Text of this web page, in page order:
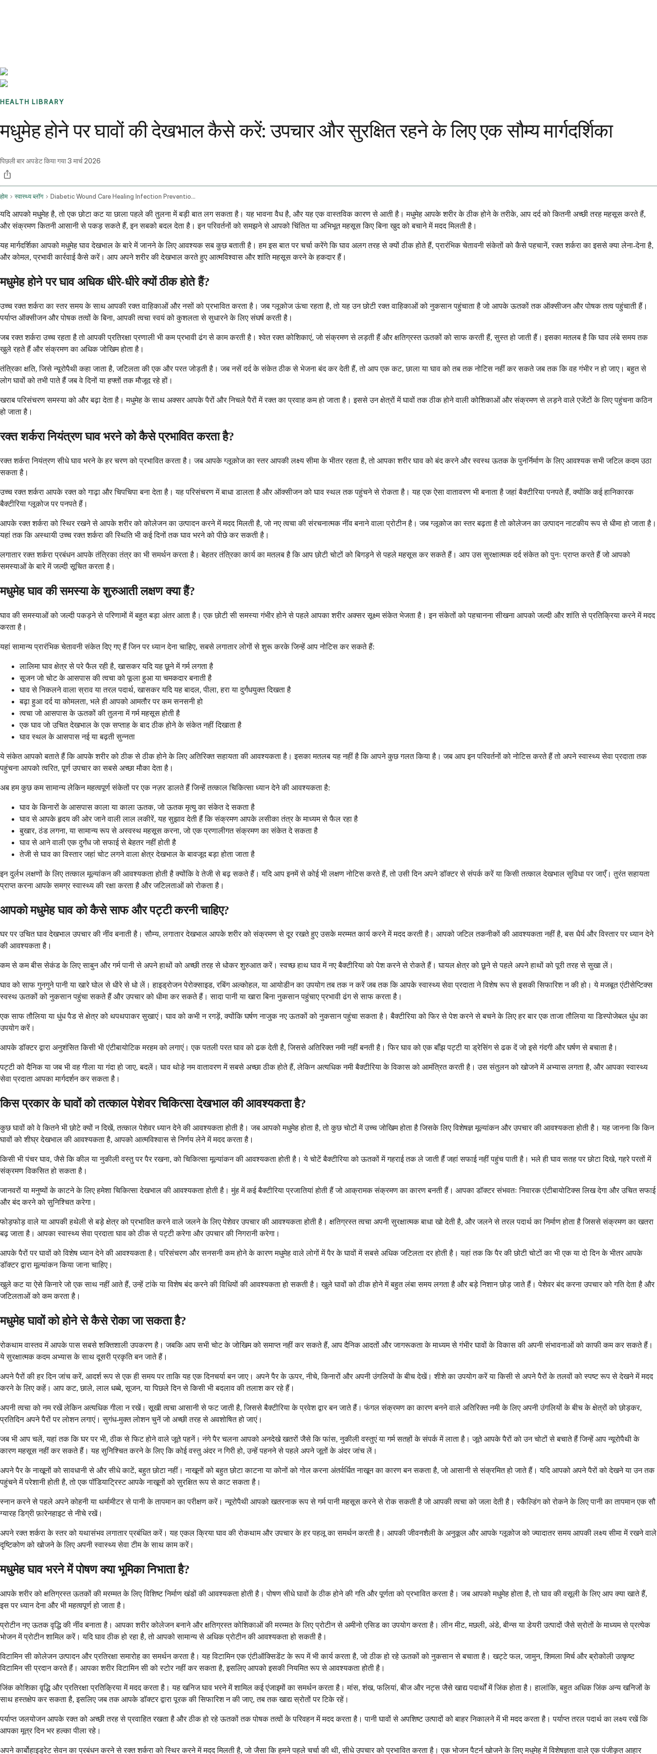
HEALTH LIBRARY
मधुमेह होने पर घावों की देखभाल कैसे करें: उपचार और सुरक्षित रहने के लिए एक सौम्य मार्गदर्शिका
पिछली बार अपडेट किया गया3 मार्च 2026
होम स्वास्थ्य ब्लॉग Diabetic Wound Care Healing Infection Prevention And Blood Sugar
यदि आपको मधुमेह है, तो एक छोटा कट या छाला पहले की तुलना में बड़ी बात लग सकता है। यह भावना वैध है, और यह एक वास्तविक कारण से आती है। मधुमेह आपके शरीर के ठीक होने के तरीके, आप दर्द को कितनी अच्छी तरह महसूस करते हैं,
और संक्रमण कितनी आसानी से पकड़ सकते हैं, इन सबको बदल देता है। इन परिवर्तनों को समझने से आपको चिंतित या अभिभूत महसूस किए बिना खुद को बचाने में मदद मिलती है।
यह मार्गदर्शिका आपको मधुमेह घाव देखभाल के बारे में जानने के लिए आवश्यक सब कुछ बताती है। हम इस बात पर चर्चा करेंगे कि घाव अलग तरह से क्यों ठीक होते हैं, प्रारंभिक चेतावनी संकेतों को कैसे पहचानें, रक्त शर्करा का इससे क्या लेना-देना है,
और कोमल, प्रभावी कार्रवाई कैसे करें। आप अपने शरीर की देखभाल करते हुए आत्मविश्वास और शांति महसूस करने के हकदार हैं।
मधुमेह होने पर घाव अधिक धीरे-धीरे क्यों ठीक होते हैं?
उच्च रक्त शर्करा का स्तर समय के साथ आपकी रक्त वाहिकाओं और नसों को प्रभावित करता है। जब ग्लूकोज ऊंचा रहता है, तो यह उन छोटी रक्त वाहिकाओं को नुकसान पहुंचाता है जो आपके ऊतकों तक ऑक्सीजन और पोषक तत्व पहुंचाती हैं।
पर्याप्त ऑक्सीजन और पोषक तत्वों के बिना, आपकी त्वचा स्वयं को कुशलता से सुधारने के लिए संघर्ष करती है।
जब रक्त शर्करा उच्च रहता है तो आपकी प्रतिरक्षा प्रणाली भी कम प्रभावी ढंग से काम करती है। श्वेत रक्त कोशिकाएं, जो संक्रमण से लड़ती हैं और क्षतिग्रस्त ऊतकों को साफ करती हैं, सुस्त हो जाती हैं। इसका मतलब है कि घाव लंबे समय तक
खुले रहते हैं और संक्रमण का अधिक जोखिम होता है।
तंत्रिका क्षति, जिसे न्यूरोपैथी कहा जाता है, जटिलता की एक और परत जोड़ती है। जब नसें दर्द के संकेत ठीक से भेजना बंद कर देती हैं, तो आप एक कट, छाला या घाव को तब तक नोटिस नहीं कर सकते जब तक कि वह गंभीर न हो जाए। बहुत से
लोग घावों को तभी पाते हैं जब वे दिनों या हफ्तों तक मौजूद रहे हों।
खराब परिसंचरण समस्या को और बढ़ा देता है। मधुमेह के साथ अक्सर आपके पैरों और निचले पैरों में रक्त का प्रवाह कम हो जाता है। इससे उन क्षेत्रों में घावों तक ठीक होने वाली कोशिकाओं और संक्रमण से लड़ने वाले एजेंटों के लिए पहुंचना कठिन
हो जाता है।
रक्त शर्करा नियंत्रण घाव भरने को कैसे प्रभावित करता है?
रक्त शर्करा नियंत्रण सीधे घाव भरने के हर चरण को प्रभावित करता है। जब आपके ग्लूकोज का स्तर आपकी लक्ष्य सीमा के भीतर रहता है, तो आपका शरीर घाव को बंद करने और स्वस्थ ऊतक के पुनर्निर्माण के लिए आवश्यक सभी जटिल कदम उठा
सकता है।
उच्च रक्त शर्करा आपके रक्त को गाढ़ा और चिपचिपा बना देता है। यह परिसंचरण में बाधा डालता है और ऑक्सीजन को घाव स्थल तक पहुंचने से रोकता है। यह एक ऐसा वातावरण भी बनाता है जहां बैक्टीरिया पनपते हैं, क्योंकि कई हानिकारक
बैक्टीरिया ग्लूकोज पर पनपते हैं।
आपके रक्त शर्करा को स्थिर रखने से आपके शरीर को कोलेजन का उत्पादन करने में मदद मिलती है, जो नए त्वचा की संरचनात्मक नींव बनाने वाला प्रोटीन है। जब ग्लूकोज का स्तर बढ़ता है तो कोलेजन का उत्पादन नाटकीय रूप से धीमा हो जाता है।
यहां तक ​​कि अस्थायी उच्च रक्त शर्करा की स्थिति भी कई दिनों तक घाव भरने को पीछे कर सकती है।
लगातार रक्त शर्करा प्रबंधन आपके तंत्रिका तंत्र का भी समर्थन करता है। बेहतर तंत्रिका कार्य का मतलब है कि आप छोटी चोटों को बिगड़ने से पहले महसूस कर सकते हैं। आप उस सुरक्षात्मक दर्द संकेत को पुनः प्राप्त करते हैं जो आपको
समस्याओं के बारे में जल्दी सूचित करता है।
मधुमेह घाव की समस्या के शुरुआती लक्षण क्या हैं?
घाव की समस्याओं को जल्दी पकड़ने से परिणामों में बहुत बड़ा अंतर आता है। एक छोटी सी समस्या गंभीर होने से पहले आपका शरीर अक्सर सूक्ष्म संकेत भेजता है। इन संकेतों को पहचानना सीखना आपको जल्दी और शांति से प्रतिक्रिया करने में मदद
करता है।
यहां सामान्य प्रारंभिक चेतावनी संकेत दिए गए हैं जिन पर ध्यान देना चाहिए, सबसे लगातार लोगों से शुरू करके जिन्हें आप नोटिस कर सकते हैं:
लालिमा घाव क्षेत्र से परे फैल रही है, खासकर यदि यह छूने में गर्म लगता है
सूजन जो चोट के आसपास की त्वचा को फूला हुआ या चमकदार बनाती है
घाव से निकलने वाला स्राव या तरल पदार्थ, खासकर यदि यह बादल, पीला, हरा या दुर्गंधयुक्त दिखता है
बढ़ा हुआ दर्द या कोमलता, भले ही आपको आमतौर पर कम सनसनी हो
त्वचा जो आसपास के ऊतकों की तुलना में गर्म महसूस होती है
एक घाव जो उचित देखभाल के एक सप्ताह के बाद ठीक होने के संकेत नहीं दिखाता है
घाव स्थल के आसपास नई या बढ़ती सुन्नता
ये संकेत आपको बताते हैं कि आपके शरीर को ठीक से ठीक होने के लिए अतिरिक्त सहायता की आवश्यकता है। इसका मतलब यह नहीं है कि आपने कुछ गलत किया है। जब आप इन परिवर्तनों को नोटिस करते हैं तो अपने स्वास्थ्य सेवा प्रदाता तक
पहुंचना आपको त्वरित, पूर्ण उपचार का सबसे अच्छा मौका देता है।
अब हम कुछ कम सामान्य लेकिन महत्वपूर्ण संकेतों पर एक नज़र डालते हैं जिन्हें तत्काल चिकित्सा ध्यान देने की आवश्यकता है:
घाव के किनारों के आसपास काला या काला ऊतक, जो ऊतक मृत्यु का संकेत दे सकता है
घाव से आपके हृदय की ओर जाने वाली लाल लकीरें, यह सुझाव देती हैं कि संक्रमण आपके लसीका तंत्र के माध्यम से फैल रहा है
बुखार, ठंड लगना, या सामान्य रूप से अस्वस्थ महसूस करना, जो एक प्रणालीगत संक्रमण का संकेत दे सकता है
घाव से आने वाली एक दुर्गंध जो सफाई से बेहतर नहीं होती है
तेजी से घाव का विस्तार जहां चोट लगने वाला क्षेत्र देखभाल के बावजूद बड़ा होता जाता है
इन दुर्लभ लक्षणों के लिए तत्काल मूल्यांकन की आवश्यकता होती है क्योंकि वे तेजी से बढ़ सकते हैं। यदि आप इनमें से कोई भी लक्षण नोटिस करते हैं, तो उसी दिन अपने डॉक्टर से संपर्क करें या किसी तत्काल देखभाल सुविधा पर जाएँ। तुरंत सहायता
प्राप्त करना आपके समग्र स्वास्थ्य की रक्षा करता है और जटिलताओं को रोकता है।
आपको मधुमेह घाव को कैसे साफ और पट्टी करनी चाहिए?
घर पर उचित घाव देखभाल उपचार की नींव बनाती है। सौम्य, लगातार देखभाल आपके शरीर को संक्रमण से दूर रखते हुए उसके मरम्मत कार्य करने में मदद करती है। आपको जटिल तकनीकों की आवश्यकता नहीं है, बस धैर्य और विस्तार पर ध्यान देने
की आवश्यकता है।
कम से कम बीस सेकंड के लिए साबुन और गर्म पानी से अपने हाथों को अच्छी तरह से धोकर शुरुआत करें। स्वच्छ हाथ घाव में नए बैक्टीरिया को पेश करने से रोकते हैं। घायल क्षेत्र को छूने से पहले अपने हाथों को पूरी तरह से सुखा लें।
घाव को साफ गुनगुने पानी या खारे घोल से धीरे से धो लें। हाइड्रोजन पेरोक्साइड, रबिंग अल्कोहल, या आयोडीन का उपयोग तब तक न करें जब तक कि आपके स्वास्थ्य सेवा प्रदाता ने विशेष रूप से इसकी सिफारिश न की हो। ये मजबूत एंटीसेप्टिक्स
स्वस्थ ऊतकों को नुकसान पहुंचा सकते हैं और उपचार को धीमा कर सकते हैं। सादा पानी या खारा बिना नुकसान पहुंचाए प्रभावी ढंग से साफ करता है।
एक साफ तौलिया या धुंध पैड से क्षेत्र को थपथपाकर सुखाएं। घाव को कभी न रगड़ें, क्योंकि घर्षण नाजुक नए ऊतकों को नुकसान पहुंचा सकता है। बैक्टीरिया को फिर से पेश करने से बचने के लिए हर बार एक ताजा तौलिया या डिस्पोजेबल धुंध का
उपयोग करें।
आपके डॉक्टर द्वारा अनुशंसित किसी भी एंटीबायोटिक मरहम को लगाएं। एक पतली परत घाव को ढक देती है, जिससे अतिरिक्त नमी नहीं बनती है। फिर घाव को एक बाँझ पट्टी या ड्रेसिंग से ढक दें जो इसे गंदगी और घर्षण से बचाता है।
पट्टी को दैनिक या जब भी वह गीला या गंदा हो जाए, बदलें। घाव थोड़े नम वातावरण में सबसे अच्छा ठीक होते हैं, लेकिन अत्यधिक नमी बैक्टीरिया के विकास को आमंत्रित करती है। उस संतुलन को खोजने में अभ्यास लगता है, और आपका स्वास्थ्य
सेवा प्रदाता आपका मार्गदर्शन कर सकता है।
किस प्रकार के घावों को तत्काल पेशेवर चिकित्सा देखभाल की आवश्यकता है?
कुछ घावों को वे कितने भी छोटे क्यों न दिखें, तत्काल पेशेवर ध्यान देने की आवश्यकता होती है। जब आपको मधुमेह होता है, तो कुछ चोटों में उच्च जोखिम होता है जिसके लिए विशेषज्ञ मूल्यांकन और उपचार की आवश्यकता होती है। यह जानना कि किन
घावों को शीघ्र देखभाल की आवश्यकता है, आपको आत्मविश्वास से निर्णय लेने में मदद करता है।
किसी भी पंचर घाव, जैसे कि कील या नुकीली वस्तु पर पैर रखना, को चिकित्सा मूल्यांकन की आवश्यकता होती है। ये चोटें बैक्टीरिया को ऊतकों में गहराई तक ले जाती हैं जहां सफाई नहीं पहुंच पाती है। भले ही घाव सतह पर छोटा दिखे, गहरे परतों में
संक्रमण विकसित हो सकता है।
जानवरों या मनुष्यों के काटने के लिए हमेशा चिकित्सा देखभाल की आवश्यकता होती है। मुंह में कई बैक्टीरिया प्रजातियां होती हैं जो आक्रामक संक्रमण का कारण बनती हैं। आपका डॉक्टर संभवतः निवारक एंटीबायोटिक्स लिख देगा और उचित सफाई
और बंद करने को सुनिश्चित करेगा।
फोड़फोड़ वाले या आपकी हथेली से बड़े क्षेत्र को प्रभावित करने वाले जलने के लिए पेशेवर उपचार की आवश्यकता होती है। क्षतिग्रस्त त्वचा अपनी सुरक्षात्मक बाधा खो देती है, और जलने से तरल पदार्थ का निर्माण होता है जिससे संक्रमण का खतरा
बढ़ जाता है। आपका स्वास्थ्य सेवा प्रदाता घाव को ठीक से पट्टी करेगा और उपचार की निगरानी करेगा।
आपके पैरों पर घावों को विशेष ध्यान देने की आवश्यकता है। परिसंचरण और सनसनी कम होने के कारण मधुमेह वाले लोगों में पैर के घावों में सबसे अधिक जटिलता दर होती है। यहां तक ​​कि पैर की छोटी चोटों का भी एक या दो दिन के भीतर आपके
डॉक्टर द्वारा मूल्यांकन किया जाना चाहिए।
खुले कट या ऐसे किनारे जो एक साथ नहीं आते हैं, उन्हें टांके या विशेष बंद करने की विधियों की आवश्यकता हो सकती है। खुले घावों को ठीक होने में बहुत लंबा समय लगता है और बड़े निशान छोड़ जाते हैं। पेशेवर बंद करना उपचार को गति देता है और
जटिलताओं को कम करता है।
मधुमेह घावों को होने से कैसे रोका जा सकता है?
रोकथाम वास्तव में आपके पास सबसे शक्तिशाली उपकरण है। जबकि आप सभी चोट के जोखिम को समाप्त नहीं कर सकते हैं, आप दैनिक आदतों और जागरूकता के माध्यम से गंभीर घावों के विकास की अपनी संभावनाओं को काफी कम कर सकते हैं।
ये सुरक्षात्मक कदम अभ्यास के साथ दूसरी प्रकृति बन जाते हैं।
अपने पैरों की हर दिन जांच करें, आदर्श रूप से एक ही समय पर ताकि यह एक दिनचर्या बन जाए। अपने पैर के ऊपर, नीचे, किनारों और अपनी उंगलियों के बीच देखें। शीशे का उपयोग करें या किसी से अपने पैरों के तलवों को स्पष्ट रूप से देखने में मदद
करने के लिए कहें। आप कट, छाले, लाल धब्बे, सूजन, या पिछले दिन से किसी भी बदलाव की तलाश कर रहे हैं।
अपनी त्वचा को नम रखें लेकिन अत्यधिक गीला न रखें। सूखी त्वचा आसानी से फट जाती है, जिससे बैक्टीरिया के प्रवेश द्वार बन जाते हैं। फंगल संक्रमण का कारण बनने वाले अतिरिक्त नमी के लिए अपनी उंगलियों के बीच के क्षेत्रों को छोड़कर,
प्रतिदिन अपने पैरों पर लोशन लगाएं। सुगंध-मुक्त लोशन चुनें जो अच्छी तरह से अवशोषित हो जाएं।
जब भी आप चलें, यहां तक ​​कि घर पर भी, ठीक से फिट होने वाले जूते पहनें। नंगे पैर चलना आपको अनदेखे खतरों जैसे कि फांस, नुकीली वस्तुएं या गर्म सतहों के संपर्क में लाता है। जूते आपके पैरों को उन चोटों से बचाते हैं जिन्हें आप न्यूरोपैथी के
कारण महसूस नहीं कर सकते हैं। यह सुनिश्चित करने के लिए कि कोई वस्तु अंदर न गिरी हो, उन्हें पहनने से पहले अपने जूतों के अंदर जांच लें।
अपने पैर के नाखूनों को सावधानी से और सीधे काटें, बहुत छोटा नहीं। नाखूनों को बहुत छोटा काटना या कोनों को गोल करना अंतर्वर्धित नाखून का कारण बन सकता है, जो आसानी से संक्रमित हो जाते हैं। यदि आपको अपने पैरों को देखने या उन तक
पहुंचने में परेशानी होती है, तो एक पॉडियाट्रिस्ट आपके नाखूनों को सुरक्षित रूप से काट सकता है।
स्नान करने से पहले अपने कोहनी या थर्मामीटर से पानी के तापमान का परीक्षण करें। न्यूरोपैथी आपको खतरनाक रूप से गर्म पानी महसूस करने से रोक सकती है जो आपकी त्वचा को जला देती है। स्कैल्डिंग को रोकने के लिए पानी का तापमान एक सौ
ग्यारह डिग्री फ़ारेनहाइट से नीचे रखें।
अपने रक्त शर्करा के स्तर को यथासंभव लगातार प्रबंधित करें। यह एकल क्रिया घाव की रोकथाम और उपचार के हर पहलू का समर्थन करती है। आपकी जीवनशैली के अनुकूल और आपके ग्लूकोज को ज्यादातर समय आपकी लक्ष्य सीमा में रखने वाले
दृष्टिकोण को खोजने के लिए अपनी स्वास्थ्य सेवा टीम के साथ काम करें।
मधुमेह घाव भरने में पोषण क्या भूमिका निभाता है?
आपके शरीर को क्षतिग्रस्त ऊतकों की मरम्मत के लिए विशिष्ट निर्माण खंडों की आवश्यकता होती है। पोषण सीधे घावों के ठीक होने की गति और पूर्णता को प्रभावित करता है। जब आपको मधुमेह होता है, तो घाव की वसूली के लिए आप क्या खाते हैं,
इस पर ध्यान देना और भी महत्वपूर्ण हो जाता है।
प्रोटीन नए ऊतक वृद्धि की नींव बनाता है। आपका शरीर कोलेजन बनाने और क्षतिग्रस्त कोशिकाओं की मरम्मत के लिए प्रोटीन से अमीनो एसिड का उपयोग करता है। लीन मीट, मछली, अंडे, बीन्स या डेयरी उत्पादों जैसे स्रोतों के माध्यम से प्रत्येक
भोजन में प्रोटीन शामिल करें। यदि घाव ठीक हो रहा है, तो आपको सामान्य से अधिक प्रोटीन की आवश्यकता हो सकती है।
विटामिन सी कोलेजन उत्पादन और प्रतिरक्षा समारोह का समर्थन करता है। यह विटामिन एक एंटीऑक्सिडेंट के रूप में भी कार्य करता है, जो ठीक हो रहे ऊतकों को नुकसान से बचाता है। खट्टे फल, जामुन, शिमला मिर्च और ब्रोकोली उत्कृष्ट
विटामिन सी प्रदान करते हैं। आपका शरीर विटामिन सी को स्टोर नहीं कर सकता है, इसलिए आपको इसकी नियमित रूप से आवश्यकता होती है।
जिंक कोशिका वृद्धि और प्रतिरक्षा प्रतिक्रिया में मदद करता है। यह खनिज घाव भरने में शामिल कई एंजाइमों का समर्थन करता है। मांस, शंख, फलियां, बीज और नट्स जैसे खाद्य पदार्थों में जिंक होता है। हालांकि, बहुत अधिक जिंक अन्य खनिजों के
साथ हस्तक्षेप कर सकता है, इसलिए जब तक आपके डॉक्टर द्वारा पूरक की सिफारिश न की जाए, तब तक खाद्य स्रोतों पर टिके रहें।
पर्याप्त जलयोजन आपके रक्त को अच्छी तरह से प्रवाहित रखता है और ठीक हो रहे ऊतकों तक पोषक तत्वों के परिवहन में मदद करता है। पानी घावों से अपशिष्ट उत्पादों को बाहर निकालने में भी मदद करता है। पर्याप्त तरल पदार्थ का लक्ष्य रखें कि
आपका मूत्र दिन भर हल्का पीला रहे।
अपने कार्बोहाइड्रेट सेवन का प्रबंधन करने से रक्त शर्करा को स्थिर करने में मदद मिलती है, जो जैसा कि हमने पहले चर्चा की थी, सीधे उपचार को प्रभावित करता है। एक भोजन पैटर्न खोजने के लिए मधुमेह में विशेषज्ञता वाले एक पंजीकृत आहार